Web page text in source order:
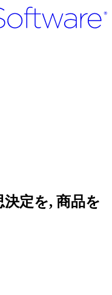
決定を, 商品を